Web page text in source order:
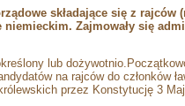
składające się z rajców
Zajmowały się
lub
na rajców do członków
przez Konstytucję 3